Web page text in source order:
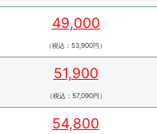
49,000
（税込：53,900円）
51,900
（税込：57,090円）
54,800